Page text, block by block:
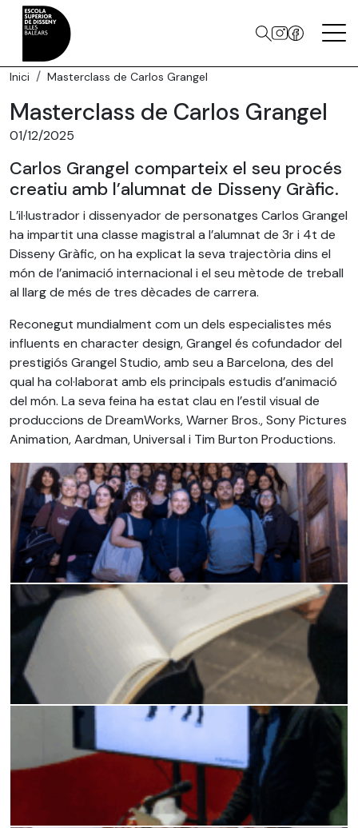
Inici Masterclass de Carlos Grangel
Masterclass de Carlos Grangel
01/12/2025
Carlos Grangel comparteix el seu procés
creatiu amb l’alumnat de Disseny Gràfic.
L’il·lustrador i dissenyador de personatges Carlos Grangel
ha impartit una classe magistral a l’alumnat de 3r i 4t de
Disseny Gràfic, on ha explicat la seva trajectòria dins el
món de l’animació internacional i el seu mètode de treball
al llarg de més de tres dècades de carrera.
Reconegut mundialment com un dels especialistes més
influents en character design, Grangel és cofundador del
prestigiós Grangel Studio, amb seu a Barcelona, des del
qual ha col·laborat amb els principals estudis d’animació
del món. La seva feina ha estat clau en l’estil visual de
produccions de DreamWorks, Warner Bros., Sony Pictures
Animation, Aardman, Universal i Tim Burton Productions.